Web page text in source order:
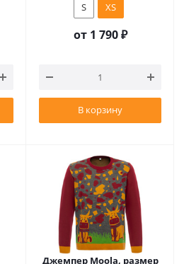
S XS
от 1 790 ₽
В корзину
Джемпер Moola, размер